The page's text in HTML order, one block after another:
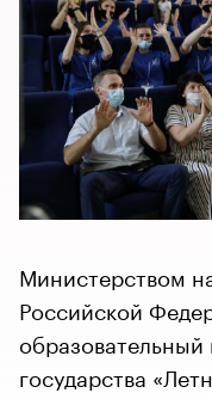
Министерством
Российской
государства